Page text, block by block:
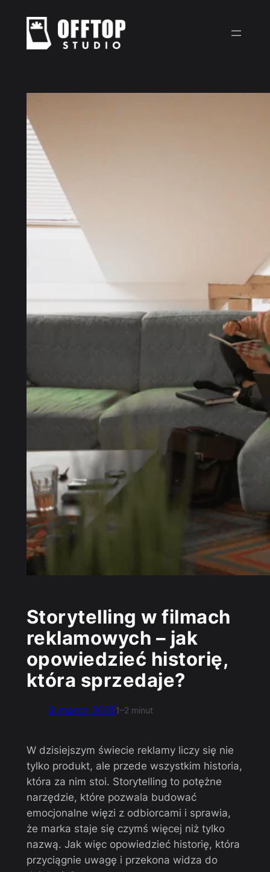
Storytelling w filmach
reklamowych – jak
opowiedzieć historię,
która sprzedaje?
3 marca 20251–2 minut
W dzisiejszym świecie reklamy liczy się nie
tylko produkt, ale przede wszystkim historia,
która za nim stoi. Storytelling to potężne
narzędzie, które pozwala budować
emocjonalne więzi z odbiorcami i sprawia,
że marka staje się czymś więcej niż tylko
nazwą. Jak więc opowiedzieć historię, która
przyciągnie uwagę i przekona widza do